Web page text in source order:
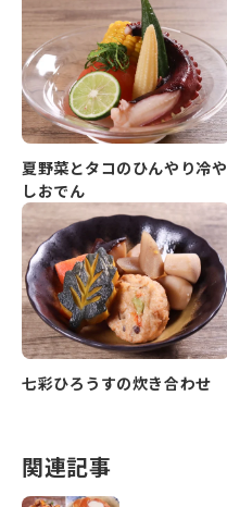
夏野菜とタコのひんやり冷や
しおでん
七彩ひろうすの炊き合わせ
関連記事